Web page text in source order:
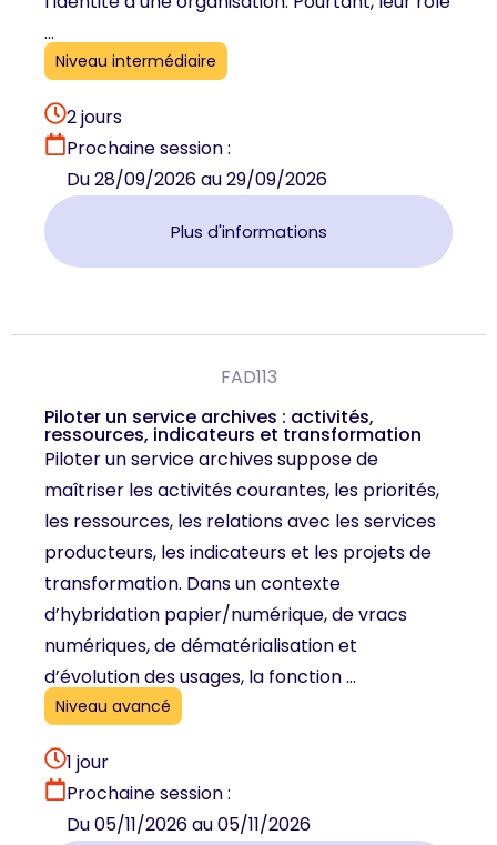
...
Niveau intermédiaire
2 jours
Prochaine session :
Du 28/09/2026 au 29/09/2026
Plus d'informations
FAD113
Piloter un service archives : activités,
ressources, indicateurs et transformation
Piloter un service archives suppose de
maîtriser les activités courantes, les priorités,
les ressources, les relations avec les services
producteurs, les indicateurs et les projets de
transformation. Dans un contexte
d’hybridation papier/numérique, de vracs
numériques, de dématérialisation et
d’évolution des usages, la fonction ...
Niveau avancé
1 jour
Prochaine session :
Du 05/11/2026 au 05/11/2026